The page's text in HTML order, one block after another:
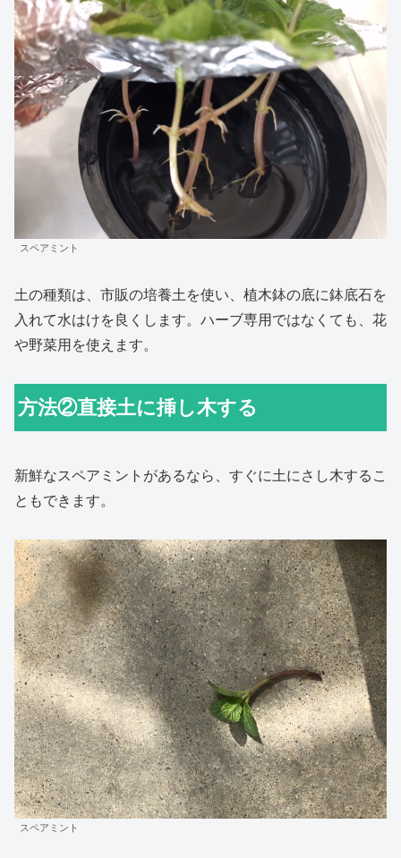
スペアミント
土の種類は、市販の培養土を使い、植木鉢の底に鉢底石を
入れて水はけを良くします。ハーブ専用ではなくても、花
や野菜用を使えます。
方法②直接土に挿し木する
新鮮なスペアミントがあるなら、すぐに土にさし木するこ
ともできます。
スペアミント